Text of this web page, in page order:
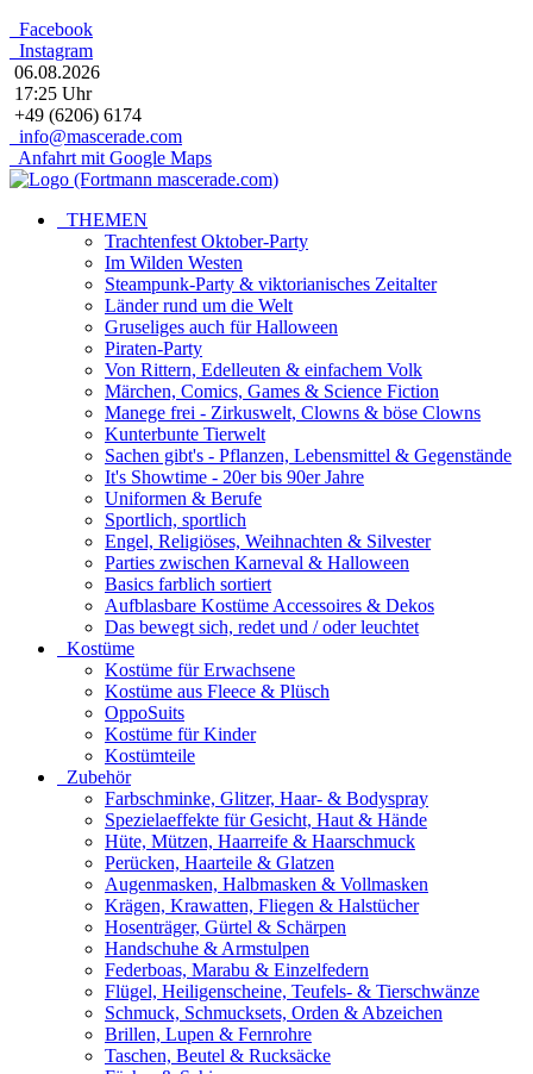
Facebook
Instagram
06.08.2026
17:25 Uhr
+49 (6206) 6174
info@mascerade.com
Anfahrt mit Google Maps
THEMEN
Trachtenfest Oktober-Party
Im Wilden Westen
Steampunk-Party & viktorianisches Zeitalter
Länder rund um die Welt
Gruseliges auch für Halloween
Piraten-Party
Von Rittern, Edelleuten & einfachem Volk
Märchen, Comics, Games & Science Fiction
Manege frei - Zirkuswelt, Clowns & böse Clowns
Kunterbunte Tierwelt
Sachen gibt's - Pflanzen, Lebensmittel & Gegenstände
It's Showtime - 20er bis 90er Jahre
Uniformen & Berufe
Sportlich, sportlich
Engel, Religiöses, Weihnachten & Silvester
Parties zwischen Karneval & Halloween
Basics farblich sortiert
Aufblasbare Kostüme Accessoires & Dekos
Das bewegt sich, redet und / oder leuchtet
Kostüme
Kostüme für Erwachsene
Kostüme aus Fleece & Plüsch
OppoSuits
Kostüme für Kinder
Kostümteile
Zubehör
Farbschminke, Glitzer, Haar- & Bodyspray
Spezielaeffekte für Gesicht, Haut & Hände
Hüte, Mützen, Haarreife & Haarschmuck
Perücken, Haarteile & Glatzen
Augenmasken, Halbmasken & Vollmasken
Krägen, Krawatten, Fliegen & Halstücher
Hosenträger, Gürtel & Schärpen
Handschuhe & Armstulpen
Federboas, Marabu & Einzelfedern
Flügel, Heiligenscheine, Teufels- & Tierschwänze
Schmuck, Schmucksets, Orden & Abzeichen
Brillen, Lupen & Fernrohre
Taschen, Beutel & Rucksäcke